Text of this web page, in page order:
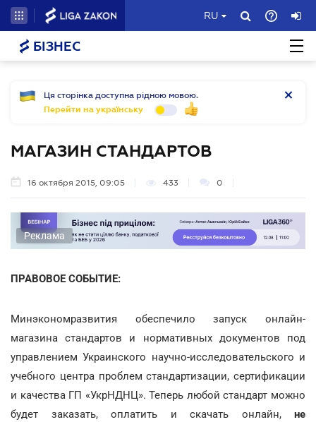
RU
БІЗНЕС
Ця сторінка доступна рідною мовою.
Перейти на українську
МАГАЗИН СТАНДАРТОВ
16 октября 2015, 09:05 433 0
Реклама
ПРАВОВОЕ СОБЫТИЕ:
Минэкономразвития обеспечило запуск онлайн-
магазина стандартов и нормативных документов под
управлением Украинского научно-исследовательского и
учебного центра проблем стандартизации, сертификации
и качества ГП «УкрНДНЦ». Теперь любой стандарт можно
будет заказать, оплатить и скачать онлайн, не